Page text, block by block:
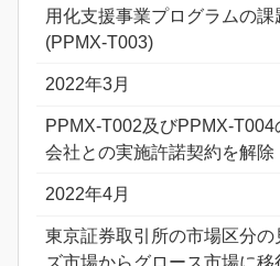
用化支援事業プログラムの
(PPMX-T003)
2022年3月
PPMX-T002及びPPMX-
会社との実施許諾契約を解除
2022年4月
東京証券取引所の市場区分
ズ市場からグロース市場に移